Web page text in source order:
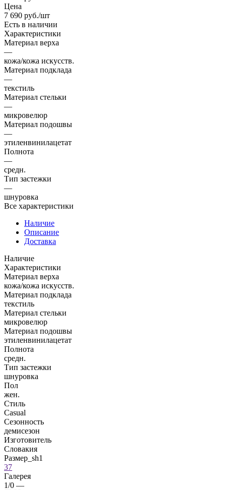
Цена
7 690 руб./шт
Есть в наличии
Характеристики
Материал верха
—
кожа/кожа искусств.
Материал подклада
—
текстиль
Материал стельки
—
микровелюр
Материал подошвы
—
этиленвинилацетат
Полнота
—
средн.
Тип застежки
—
шнуровка
Все характеристики
Наличие
Описание
Доставка
Наличие
Характеристики
Материал верха
кожа/кожа искусств.
Материал подклада
текстиль
Материал стельки
микровелюр
Материал подошвы
этиленвинилацетат
Полнота
средн.
Тип застежки
шнуровка
Пол
жен.
Стиль
Casual
Сезонность
демисезон
Изготовитель
Словакия
Размер_sh1
37
Галерея
1/0 —